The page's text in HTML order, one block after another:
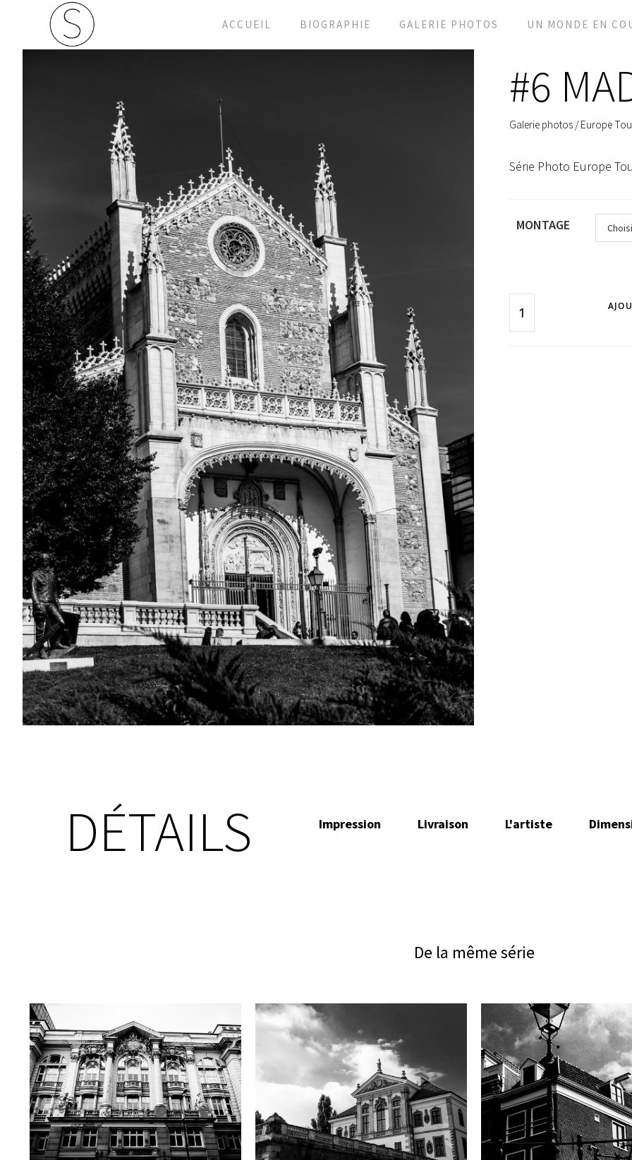
ACCUEIL BIOGRAPHIE GALERIE PHOTOS UN MONDE EN
#6
Galerie photos /Europe
Série Photo Europe
MONTAGE
DÉTAILS Impression Livraison L'artiste
De la même série